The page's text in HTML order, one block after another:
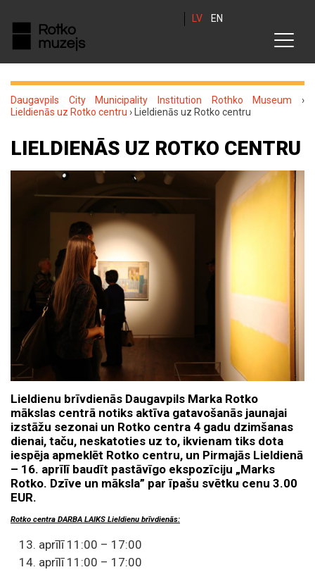
LV EN
Daugavpils City Municipality Institution Rothko Museum ›
Lieldienās uz Rotko centru › Lieldienās uz Rotko centru
LIELDIENĀS UZ ROTKO CENTRU
Lieldienu brīvdienās Daugavpils Marka Rotko
mākslas centrā notiks aktīva gatavošanās jaunajai
izstāžu sezonai un Rotko centra 4 gadu dzimšanas
dienai, taču, neskatoties uz to, ikvienam tiks dota
iespēja apmeklēt Rotko centru, un Pirmajās Lieldienā
– 16. aprīlī baudīt pastāvīgo ekspozīciju „Marks
Rotko. Dzīve un māksla” par īpašu svētku cenu 3.00
EUR.
Rotko centra DARBA LAIKS Lieldienu brīvdienās:
aprīlī 11:00 – 17:00
aprīlī 11:00 – 17:00